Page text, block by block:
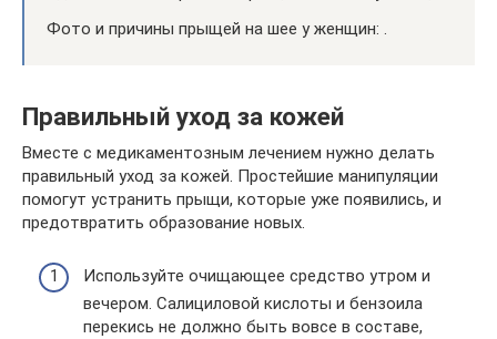
Фото и причины прыщей на шее у женщин: .
Правильный уход за кожей
Вместе с медикаментозным лечением нужно делать
правильный уход за кожей. Простейшие манипуляции
помогут устранить прыщи, которые уже появились, и
предотвратить образование новых.
Используйте очищающее средство утром и
вечером. Салициловой кислоты и бензоила
перекись не должно быть вовсе в составе,